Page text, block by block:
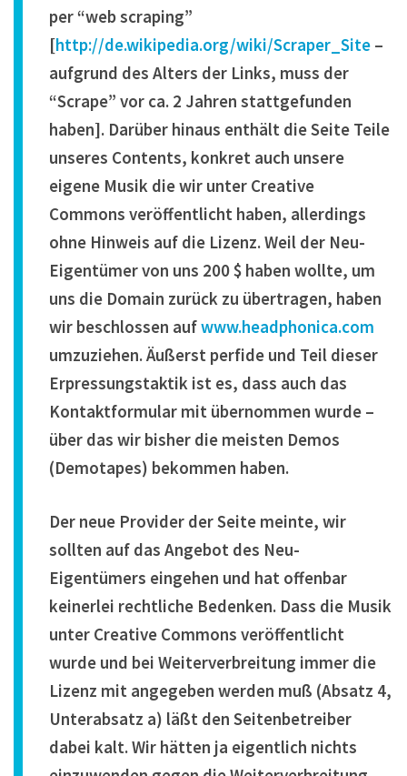
per “web scraping”
[http://de.wikipedia.org/wiki/Scraper_Site –
aufgrund des Alters der Links, muss der
“Scrape” vor ca. 2 Jahren stattgefunden
haben]. Darüber hinaus enthält die Seite Teile
unseres Contents, konkret auch unsere
eigene Musik die wir unter Creative
Commons veröffentlicht haben, allerdings
ohne Hinweis auf die Lizenz. Weil der Neu-
Eigentümer von uns 200 $ haben wollte, um
uns die Domain zurück zu übertragen, haben
wir beschlossen aufwww.headphonica.com
umzuziehen. Äußerst perfide und Teil dieser
Erpressungstaktik ist es, dass auch das
Kontaktformular mit übernommen wurde –
über das wir bisher die meisten Demos
(Demotapes) bekommen haben.
Der neue Provider der Seite meinte, wir
sollten auf das Angebot des Neu-
Eigentümers eingehen und hat offenbar
keinerlei rechtliche Bedenken. Dass die Musik
unter Creative Commons veröffentlicht
wurde und bei Weiterverbreitung immer die
Lizenz mit angegeben werden muß (Absatz 4,
Unterabsatz a) läßt den Seitenbetreiber
dabei kalt. Wir hätten ja eigentlich nichts